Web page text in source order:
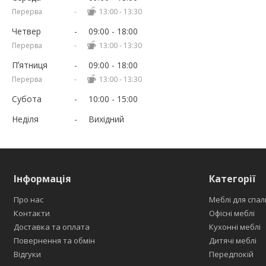
13:00 13:30
Четвер 09:00 18:00
13:00 13:30
Пʼятниця 09:00 18:00
13:00 13:30
Субота 10:00
15:00
Неділя
Вихідний
Інформація
Про нас
Контакти
Доставка та оплата
Повернення та обмін
Відгуки
Категорії
Меблі для
Офісні меблі
Кухонні меблі
Дитячі меблі
Передпокій